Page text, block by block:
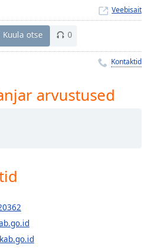
Veebisait
Kuula otse 0
Kontaktid
arvustused